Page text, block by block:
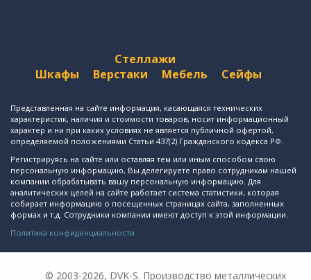
Стеллажи
Шкафы
Верстаки Мебель Сейфы
Представленная на сайте информация, касающаяся технических
характеристик, наличия и стоимости товаров, носит информационный
характер и ни при каких условиях не является публичной офертой,
определяемой положениями Статьи 437(2) Гражданского кодекса РФ.
Регистрируясь на сайте или оставляя тем или иным способом свою
персональную информацию, Вы делегируете право сотрудникам нашей
компании обрабатывать вашу персональную информацию. Для
аналитических целей на сайте работает система статистики, которая
собирает информацию о посещенных страницах сайта, заполненных
формах и т.д. Сотрудники компании имеют доступ к этой информации.
Политика конфиденциальности
© 2003-2026, DVK-S. Производство металлических